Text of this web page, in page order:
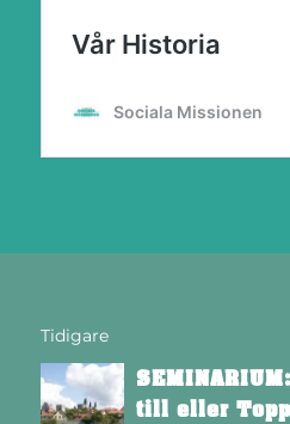
Tidigare
till eller